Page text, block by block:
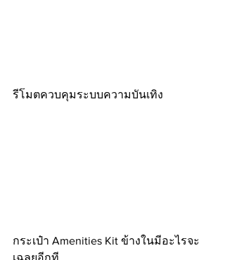
รีโมตควบคุมระบบความบันเทิง
กระเป๋า Amenities Kit ข้างในมีอะไรจะ
เฉลยอีกที